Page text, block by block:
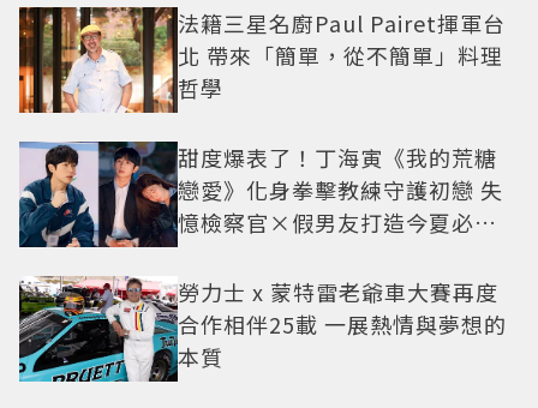
法籍三星名廚Paul Pairet揮軍台
北 帶來「簡單，從不簡單」料理
哲學
甜度爆表了！丁海寅《我的荒糖
戀愛》化身拳擊教練守護初戀 失
憶檢察官×假男友打造今夏必看
勞力士 x 蒙特雷老爺車大賽再度
合作相伴25載 一展熱情與夢想的
本質